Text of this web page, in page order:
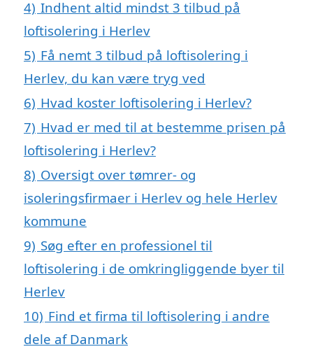
4) Indhent altid mindst 3 tilbud på
loftisolering i Herlev
5) Få nemt 3 tilbud på loftisolering i
Herlev, du kan være tryg ved
6) Hvad koster loftisolering i Herlev?
7) Hvad er med til at bestemme prisen på
loftisolering i Herlev?
8) Oversigt over tømrer- og
isoleringsfirmaer i Herlev og hele Herlev
kommune
9) Søg efter en professionel til
loftisolering i de omkringliggende byer til
Herlev
10) Find et firma til loftisolering i andre
dele af Danmark